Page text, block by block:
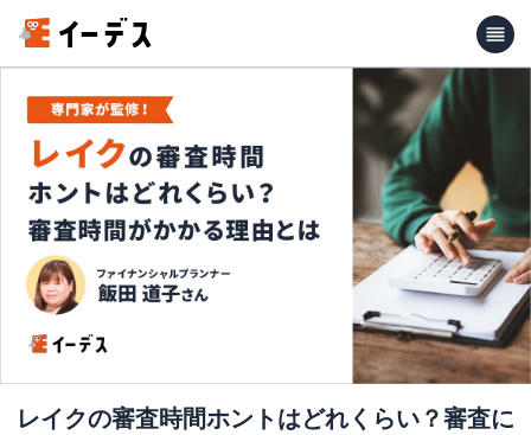
レイクの審査時間ホントはどれくらい？審査に